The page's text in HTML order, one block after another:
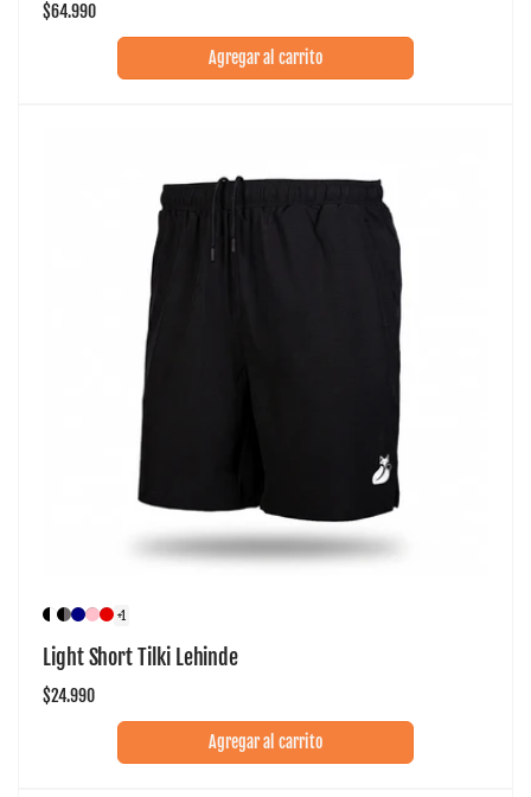
Precio
$64.990
Agregar al carrito
Light Short Tilki Lehinde
Precio
$24.990
+1
Agregar al carrito